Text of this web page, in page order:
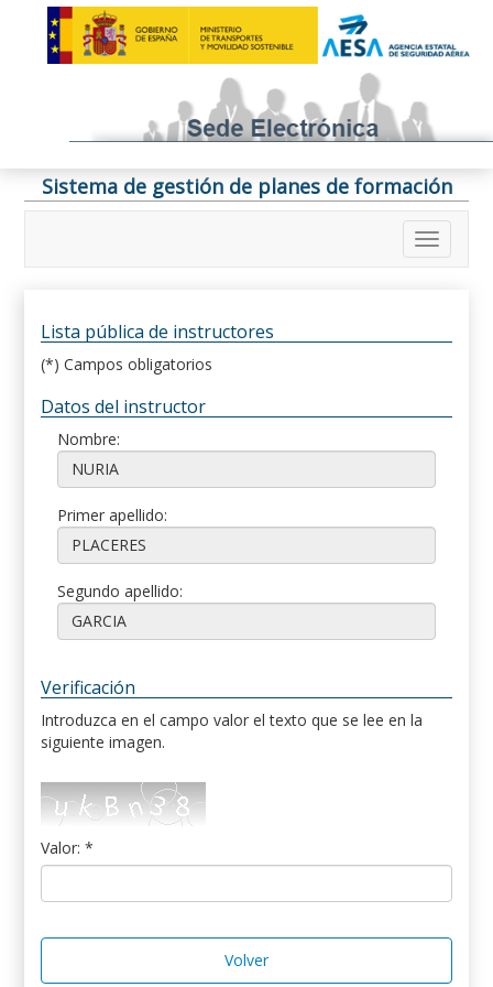
Sistema de gestión de planes de formación
Lista pública de instructores
(*) Campos obligatorios
Datos del instructor
Nombre:
Primer apellido:
Segundo apellido:
Verificación
Introduzca en el campo valor el texto que se lee en la
siguiente imagen.
Valor: *
Volver